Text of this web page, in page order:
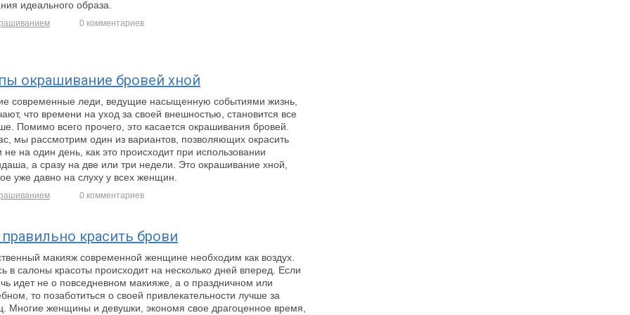
идеального образа.
0 комментариев
окрашивание бровей хной
современные леди, ведущие насыщенную событиями жизнь,
что времени на уход за своей внешностью, становится все
Помимо всего прочего, это касается окрашивания бровей.
мы рассмотрим один из вариантов, позволяющих окрасить
не на один день, как это происходит при использовании
а сразу на две или три недели. Это окрашивание хной,
уже давно на слуху у всех женщин.
0 комментариев
красить брови
макияж современной женщине необходим как воздух.
в салоны красоты происходит на несколько дней вперед. Если
идет не о повседневном макияже, а о праздничном или
то позаботиться о своей привлекательности лучше за
Многие женщины и девушки, экономя свое драгоценное время,